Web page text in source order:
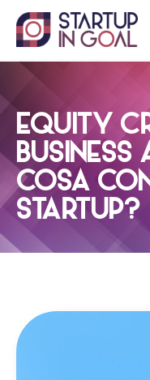
Salta
contenuto
EQUITY
COSA
STARTUP?